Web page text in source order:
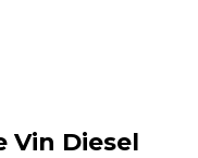
Vin Diesel